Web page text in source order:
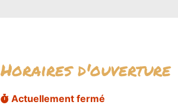
Horaires d'ouverture
Actuellement fermé